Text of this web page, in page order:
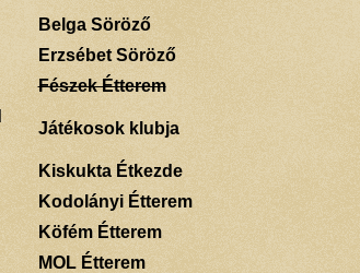
Belga Söröző
Erzsébet Söröző
Fészek Étterem
Játékosok klubja
Kiskukta Étkezde
Kodolányi Étterem
Köfém Étterem
MOL Étterem